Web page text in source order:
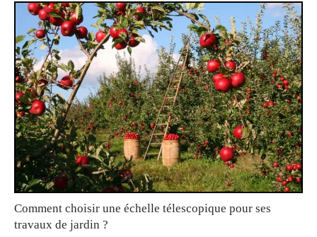
Comment choisir une échelle télescopique pour ses
travaux de jardin ?